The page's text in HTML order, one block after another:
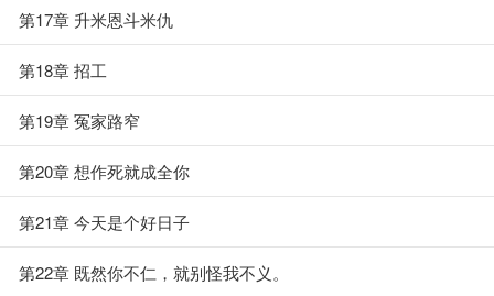
第17章 升米恩斗米仇
第18章 招工
第19章 冤家路窄
第20章 想作死就成全你
第21章 今天是个好日子
第22章 既然你不仁，就别怪我不义。